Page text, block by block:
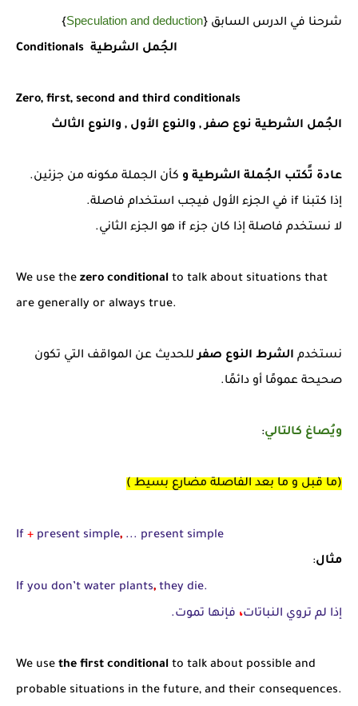
شرحنا في الدرس السابق {Speculation and deduction
}
Conditionals الجُمل الشرطية
Zero, first, second and third conditionals
الجُمل الشرطية نوع صفر , والنوع الأول , والنوع الثالث
عادة تًكتب الجُملة الشرطية و كأن الجملة مكونه من جزئين.
إذا كتبنا if في الجزء الأول فيجب استخدام فاصلة.
لا نستخدم فاصلة إذا كان جزء if هو الجزء الثاني.
We use the zero conditional to talk about situations that
are generally or always true.
نستخدم الشرط النوع صفرللحديث عن المواقف التي تكون
صحيحة عمومًا أو دائمًا.
ويُصاغ كالتالي:
(ما قبل و ما بعد الفاصلة مضارع بسيط )
If + present simple, ... present simple
مثال:
If you don’t water plants, they die.
إذا لم تروي النباتات، فإنها تموت.
We use the first conditional to talk about possible and
probable situations in the future, and their consequences.